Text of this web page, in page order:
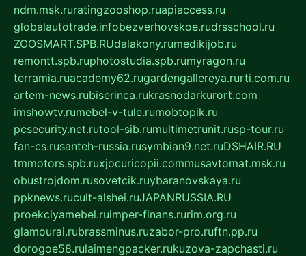
ndm.msk.ruratingzooshop.ruapiaccess.ru
globalautotrade.infobezverhovskoe.rudrsschool.ru
ZOOSMART.SPB.RUdalakony.rumedikijob.ru
remontt.spb.ruphotostudia.spb.rumyragon.ru
terramia.ruacademy62.rugardengallereya.rurti.com.ru
artem-news.rubiserinca.rukrasnodarkurort.com
imshowtv.rumebel-v-tule.rumobtopik.ru
pcsecurity.net.rutool-sib.rumultimetrunit.rusp-tour.ru
fan-cs.rusanteh-russia.rusymbian9.net.ruDSHAIR.RU
tmmotors.spb.ruxjocuricopii.commusavtomat.msk.ru
obustrojdom.rusovetcik.ruybaranovskaya.ru
ppknews.rucult-alshei.ruJAPANRUSSIA.RU
proekciyamebel.ruimper-finans.rurim.org.ru
glamourai.rubrassminus.ruzabor-pro.ruftn.pp.ru
dorogoe58.rulaimengpacker.rukuzova-zapchasti.ru